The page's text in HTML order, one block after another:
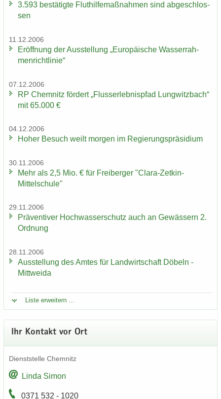
3.593 be­stä­tig­te Flut­hil­fe­maß­nah­men sind ab­ge­schlos­
sen
11.12.2006
Er­öff­nung der Aus­stel­lung „Eu­ro­päi­sche Was­ser­rah­
men­richt­li­nie“
07.12.2006
RP Chem­nitz för­dert „Fluss­erleb­nis­pfad Lung­witz­bach“
mit 65.000 €
04.12.2006
Hoher Be­such weilt mor­gen im Re­gie­rungs­prä­si­di­um
30.11.2006
Mehr als 2,5 Mio. € für Frei­ber­ger "Clara-​Zetkin-
Mittelschule"
29.11.2006
Prä­ven­ti­ver Hoch­was­ser­schutz auch an Ge­wäs­sern 2.
Ord­nung
28.11.2006
Aus­stel­lung des Amtes für Land­wirt­schaft Dö­beln -
Mitt­wei­da
Liste er­wei­tern ...
Ihr Kon­takt vor Ort
Dienst­stel­le Chem­nitz
Linda Simon
0371 532 - 1020